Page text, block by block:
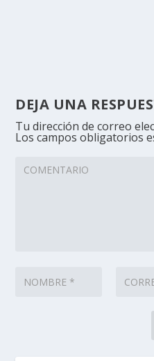
DEJA UNA
Tu dirección de correo
Los campos obligatorios